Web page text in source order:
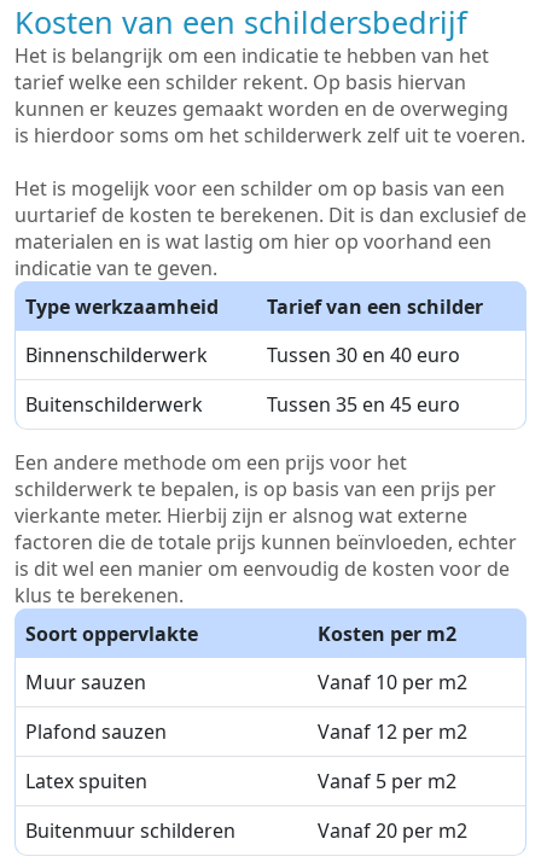
Kosten van een schildersbedrijf
Het is belangrijk om een indicatie te hebben van het
tarief welke een schilder rekent. Op basis hiervan
kunnen er keuzes gemaakt worden en de overweging
is hierdoor soms om het schilderwerk zelf uit te voeren.
Het is mogelijk voor een schilder om op basis van een
uurtarief de kosten te berekenen. Dit is dan exclusief de
materialen en is wat lastig om hier op voorhand een
indicatie van te geven.
Type werkzaamheid
Tarief van een schilder
Binnenschilderwerk
Tussen 30 en 40 euro
Buitenschilderwerk
Tussen 35 en 45 euro
Een andere methode om een prijs voor het
schilderwerk te bepalen, is op basis van een prijs per
vierkante meter. Hierbij zijn er alsnog wat externe
factoren die de totale prijs kunnen beïnvloeden, echter
is dit wel een manier om eenvoudig de kosten voor de
klus te berekenen.
Soort oppervlakte
Kosten per m2
Muur sauzen
Vanaf 10 per m2
Plafond sauzen
Vanaf 12 per m2
Latex spuiten
Vanaf 5 per m2
Buitenmuur schilderen
Vanaf 20 per m2